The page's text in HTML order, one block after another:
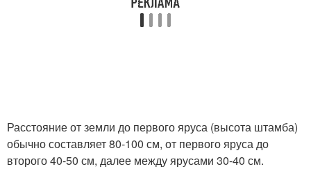
Расстояние от земли до первого яруса (высота штамба)
обычно составляет 80-100 см, от первого яруса до
второго 40-50 см, далее между ярусами 30-40 см.